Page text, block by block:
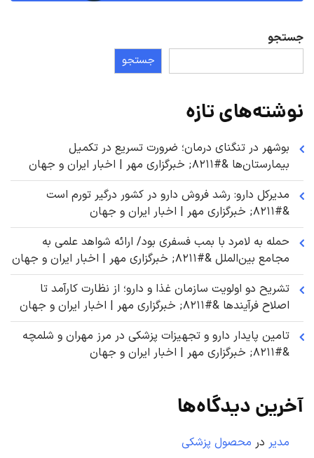
جستجو
جستجو
نوشته‌های تازه
بوشهر در تنگنای درمان؛ ضرورت تسریع در تکمیل
بیمارستان‌ها &#۸۲۱۱; خبرگزاری مهر | اخبار ایران و جهان
مدیرکل دارو: رشد فروش دارو در کشور درگیر تورم است
&#۸۲۱۱; خبرگزاری مهر | اخبار ایران و جهان
حمله به لامرد با بمب فسفری بود/ ارائه شواهد علمی به
مجامع بین‌الملل &#۸۲۱۱; خبرگزاری مهر | اخبار ایران و جهان
تشریح دو اولویت سازمان غذا و دارو؛ از نظارت کارآمد تا
اصلاح فرآیندها &#۸۲۱۱; خبرگزاری مهر | اخبار ایران و جهان
تامین پایدار دارو و تجهیزات پزشکی در مرز مهران و شلمچه
&#۸۲۱۱; خبرگزاری مهر | اخبار ایران و جهان
آخرین دیدگاه‌ها
مدیر در محصول پزشکی